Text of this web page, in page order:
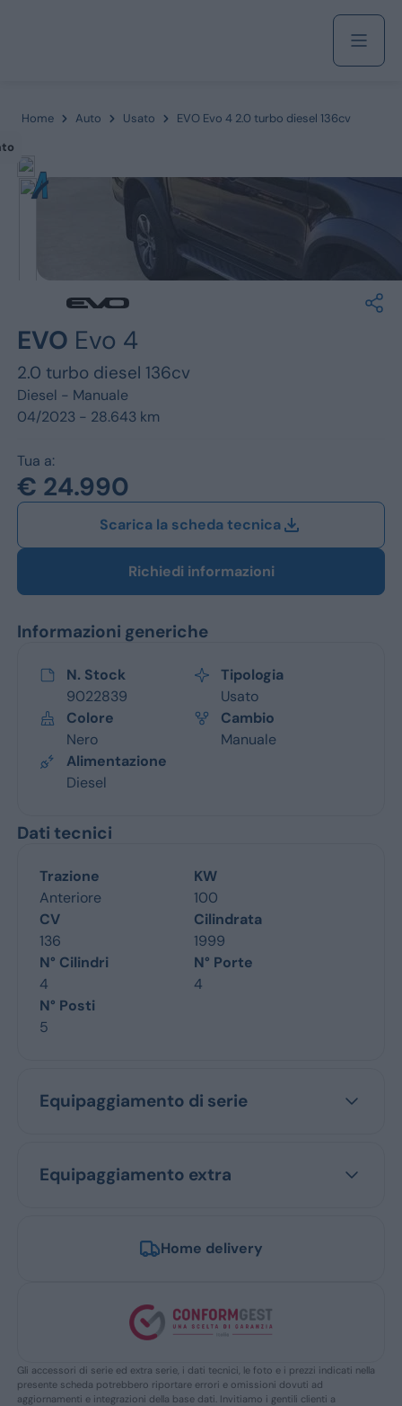
Acquista
Azienda
Servizi
Renault
Ford
Home Auto Usato
EVO Evo 4 2.0 turbo diesel 136cv
EVO Evo 4
2.0 turbo diesel 136cv
Diesel - Manuale
04/2023 - 28.643 km
Tua a:
€ 24.990
Scarica la scheda tecnica
Richiedi informazioni
Informazioni generiche
N. Stock
9022839
Tipologia
Usato
Colore
Nero
Cambio
Manuale
Alimentazione
Diesel
Dati tecnici
Trazione
Anteriore
KW
100
CV
136
Cilindrata
1999
N° Cilindri
4
N° Porte
4
N° Posti
5
Equipaggiamento di serie
Equipaggiamento extra
Home delivery
Gli accessori di serie ed extra serie, i dati tecnici, le foto e i prezzi indicati nella
presente scheda potrebbero riportare errori e omissioni dovuti ad
aggiornamenti e integrazioni della base dati. Invitiamo i gentili clienti a